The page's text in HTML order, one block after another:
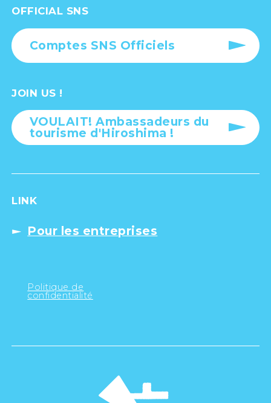
OFFICIAL SNS
Comptes SNS Officiels
JOIN US !
VOULAIT! Ambassadeurs du
tourisme d'Hiroshima !
LINK
Pour les entreprises
Politique de
confidentialité